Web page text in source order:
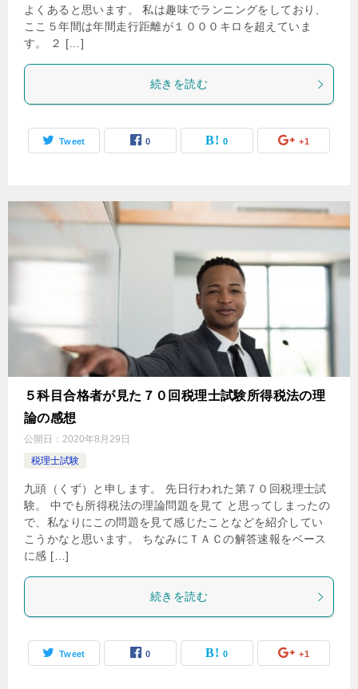
よくあると思います。 私は趣味でランニングをしており、
ここ５年間は年間走行距離が１０００キロを超えていま
す。 ２ […]
続きを読む
Tweet 0 0 +1
５科目合格者が見た７０回税理士試験所得税法の理
論の感想
公開日： 2020年8月29日
税理士試験
九頭（くず）と申します。 先日行われた第７０回税理士試
験。 中でも所得税法の理論問題を見て と思ってしまったの
で、私なりにこの問題を見て感じたことなどを紹介してい
こうかなと思います。 ちなみにＴＡＣの解答速報をベース
に感 […]
続きを読む
Tweet 0 0 +1